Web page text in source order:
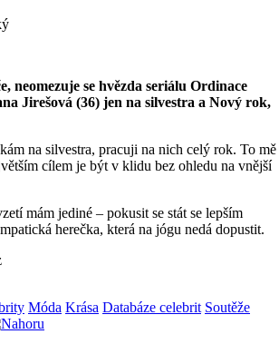
neomezuje se hvězda seriálu Ordinace
Jirešová (36) jen na silvestra a Nový rok,
na silvestra, pracuji na nich celý rok. To mě
cílem je být v klidu bez ohledu na vnější
mám jediné – pokusit se stát se lepším
herečka, která na jógu nedá dopustit.
Móda Krása Databáze celebrit Soutěže